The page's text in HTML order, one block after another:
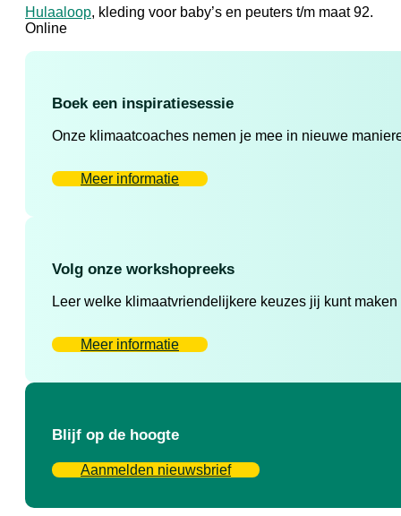
Hulaaloop, kleding voor baby’s en peuters t/m maat 92.
Online
Boek een inspiratiesessie
Onze klimaatcoaches nemen je mee in nieuwe
Meer informatie
Volg onze workshopreeks
Leer welke klimaatvriendelijkere keuzes jij kunt
Meer informatie
Blijf op de hoogte
Aanmelden nieuwsbrief